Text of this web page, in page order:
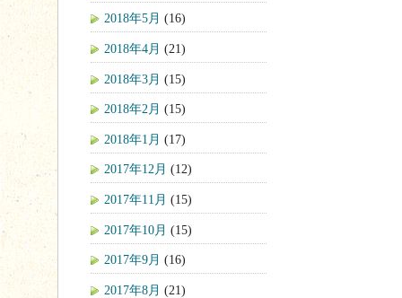
2018年5月 (16)
2018年4月 (21)
2018年3月 (15)
2018年2月 (15)
2018年1月 (17)
2017年12月 (12)
2017年11月 (15)
2017年10月 (15)
2017年9月 (16)
2017年8月 (21)